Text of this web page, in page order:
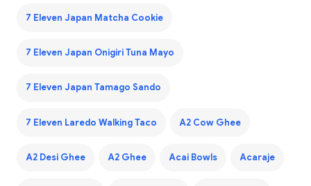
7 Eleven Japan Matcha Cookie
7 Eleven Japan Onigiri Tuna Mayo
7 Eleven Japan Tamago Sando
7 Eleven Laredo Walking Taco A2 Cow Ghee
A2 Desi Ghee A2 Ghee Acai Bowls Acaraje